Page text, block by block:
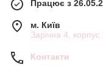
Працює з
м. Київ
Зарічна 4, корпус
Контакти